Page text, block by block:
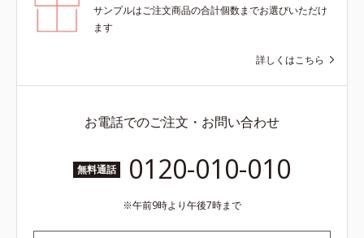
サンプルはご注文商品の合計個数までお選びいただけ
ます
詳しくはこちら
お電話でのご注文・お問い合わせ
無料通話 0120-010-010
午前9時より午後7時まで